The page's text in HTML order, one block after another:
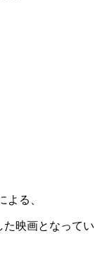
よる、
た映画となってい